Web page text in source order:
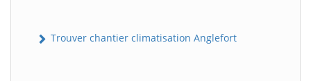
Trouver chantier climatisation Anglefort